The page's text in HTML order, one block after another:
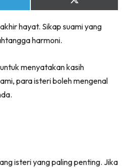
Share
on
(Twitter)
hayat. Sikap suami yang
harmoni.
menyatakan kasih
para isteri boleh mengenal
isteri yang paling penting. Jika